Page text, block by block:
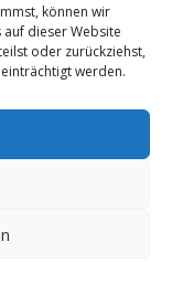
können wir
dieser Website
oder zurückziehst,
werden.
AVO UG |
Die ist ein
Sie bei den
oder etwas
wurden